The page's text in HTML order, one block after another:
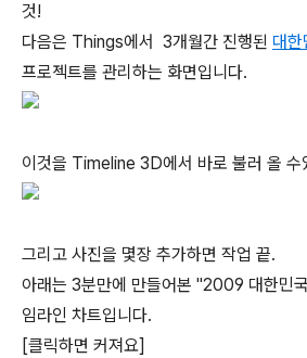
것!
다음은 Things에서 3개월간 진행된 대
프로젝트를 관리하는 화면입니다.
이것을 Timeline 3D에서 바로 불러 올 수
그리고 사진을 몇장 추가하면 작업 끝.
아래는 3분만에 만들어본 "2009 대한민
임라인 차트입니다.
[클릭하면 커져요]